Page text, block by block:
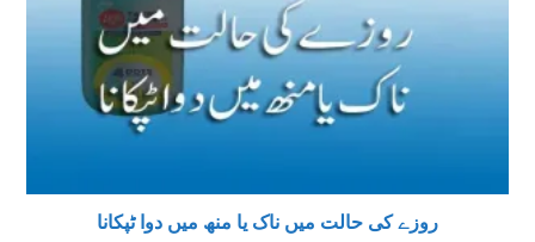
روزے كى حالت ميں ناک یا منھ میں دوا ٹپکانا